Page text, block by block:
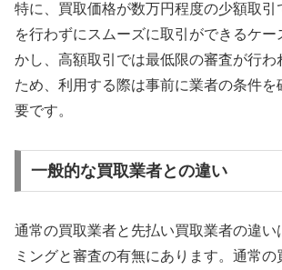
特に、買取価格が数万円程度の少額取引
を行わずにスムーズに取引ができるケー
かし、高額取引では最低限の審査が行わ
ため、利用する際は事前に業者の条件を
要です。
一般的な買取業者との違い
通常の買取業者と先払い買取業者の違い
ミングと審査の有無にあります。通常の